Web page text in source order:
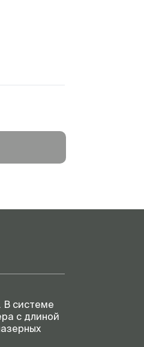
В системе
с длиной